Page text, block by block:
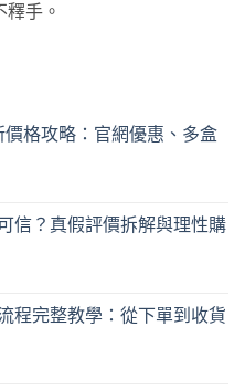
手。
格攻略：官網優惠、多盒
信？真假評價拆解與理性購
程完整教學：從下單到收貨